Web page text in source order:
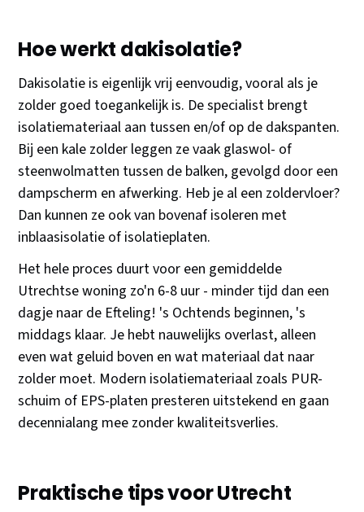
Hoe werkt dakisolatie?
Dakisolatie is eigenlijk vrij eenvoudig, vooral als je
zolder goed toegankelijk is. De specialist brengt
isolatiemateriaal aan tussen en/of op de dakspanten.
Bij een kale zolder leggen ze vaak glaswol- of
steenwolmatten tussen de balken, gevolgd door een
dampscherm en afwerking. Heb je al een zoldervloer?
Dan kunnen ze ook van bovenaf isoleren met
inblaasisolatie of isolatieplaten.
Het hele proces duurt voor een gemiddelde
Utrechtse woning zo'n 6-8 uur - minder tijd dan een
dagje naar de Efteling! 's Ochtends beginnen, 's
middags klaar. Je hebt nauwelijks overlast, alleen
even wat geluid boven en wat materiaal dat naar
zolder moet. Modern isolatiemateriaal zoals PUR-
schuim of EPS-platen presteren uitstekend en gaan
decennialang mee zonder kwaliteitsverlies.
Praktische tips voor Utrecht